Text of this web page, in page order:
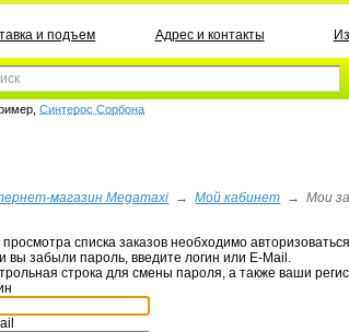
и подъем Адрес и контакты
Синтерос Сорбона
магазин Megamaxi →Мой кабинет →Мои
списка заказов необходимо
вы забыли пароль, введите логин или E-Mail.
строка для смены пароля, а также ваши